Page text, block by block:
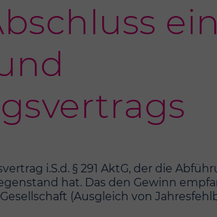
i.S.d. § 291 AktG, der die
hat. Das den Gewinn
(Ausgleich von